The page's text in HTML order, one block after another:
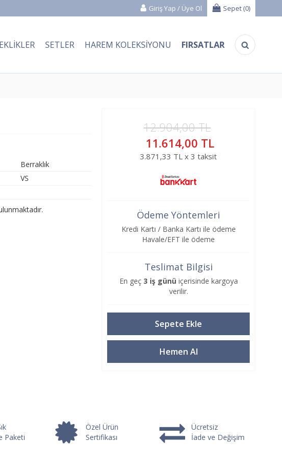
Giriş Yap / Üye Ol Sepet (0)
SETLER HAREM KOLEKSIYONU FIRSATLAR
Berraklık
VS
12.904,00 TL
11.614,00 TL
3.871,33 TL x 3 taksit
Ödeme Yöntemleri
Kredi Kartı / Banka Kartı ile ödeme
Havale/EFT ile ödeme
Teslimat Bilgisi
En geç 3 iş günü içerisinde kargoya
verilir.
Paketi
Özel Ürün
Sertifikası
Ücretsiz
İade ve Değişim